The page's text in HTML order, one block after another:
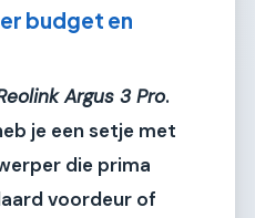
budget en
Argus 3 Pro.
je een setje met
die prima
voordeur of